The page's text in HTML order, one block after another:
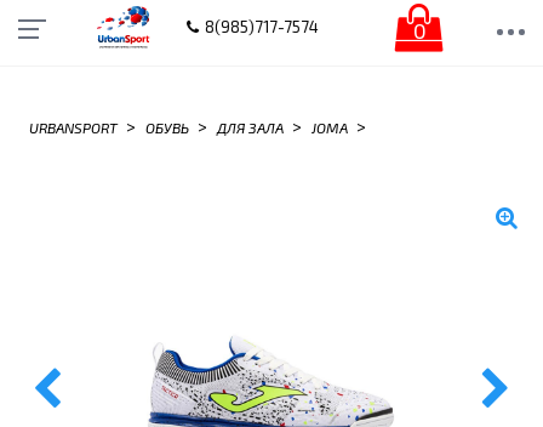
8(985)717-7574 0
URBANSPORT > ОБУВЬ > ДЛЯ ЗАЛА > JOMA >